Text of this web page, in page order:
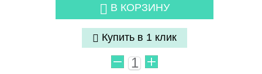
В КОРЗИНУ
Купить в 1 клик